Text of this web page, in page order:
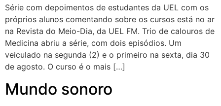
Série com depoimentos de estudantes da UEL com os
próprios alunos comentando sobre os cursos está no ar
na Revista do Meio-Dia, da UEL FM. Trio de calouros de
Medicina abriu a série, com dois episódios. Um
veiculado na segunda (2) e o primeiro na sexta, dia 30
de agosto. O curso é o mais […]
Mundo sonoro